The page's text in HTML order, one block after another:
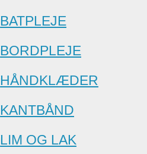
BATPLEJE
BORDPLEJE
HÅNDKLÆDER
KANTBÅND
LIM OG LAK